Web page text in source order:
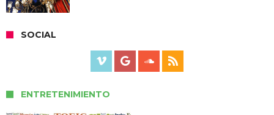
SOCIAL
ENTRETENIMIENTO